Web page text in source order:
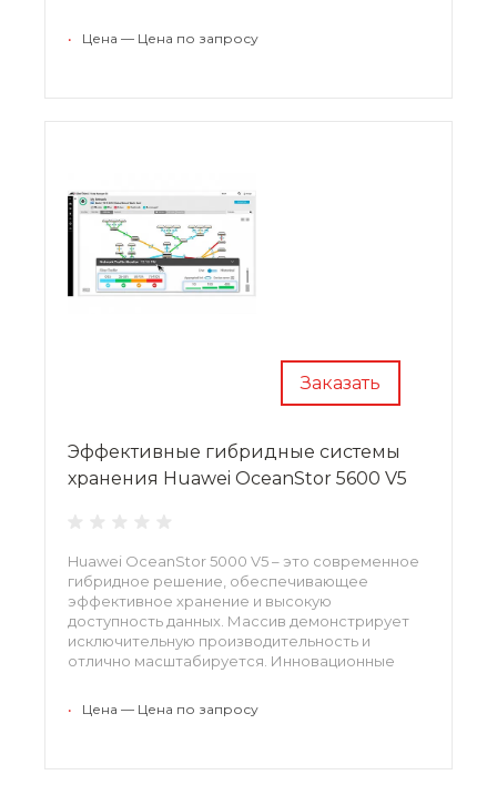
опций обеспечивает ускоренную
• Цена — Цена по запросу
Заказать
Эффективные гибридные системы
хранения Huawei OceanStor 5600 V5
Huawei OceanStor 5000 V5 – это современное
гибридное решение, обеспечивающее
эффективное хранение и высокую
доступность данных. Массив демонстрирует
исключительную производительность и
отлично масштабируется. Инновационные
Решение может использоваться на
• Цена — Цена по запросу